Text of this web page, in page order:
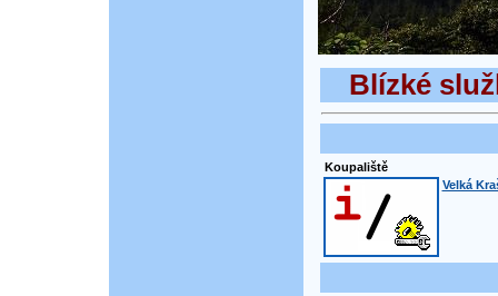
Blízké
Koupaliště
Velká